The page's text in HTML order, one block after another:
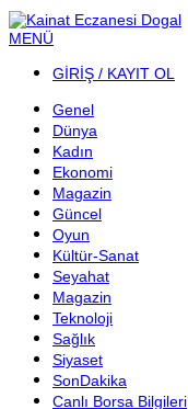
MENÜ
GİRİŞ / KAYIT OL
Genel
Dünya
Kadın
Ekonomi
Magazin
Güncel
Oyun
Kültür-Sanat
Seyahat
Magazin
Teknoloji
Sağlık
Siyaset
SonDakika
Canlı Borsa Bilgileri